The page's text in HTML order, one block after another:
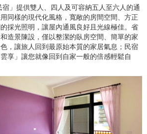
宿」提供雙人、四人及可容納五人至六人的通
同樣的現代化風格，寬敞的房間空間、方正
採光照明，讓屋內通風良好且光線極佳。省
造景陳設，僅以整潔的臥房空間、簡單的家
，讓旅人回到最原始本質的家居氣息；民宿
享」讓您就像回到自家一般的倍感輕鬆自